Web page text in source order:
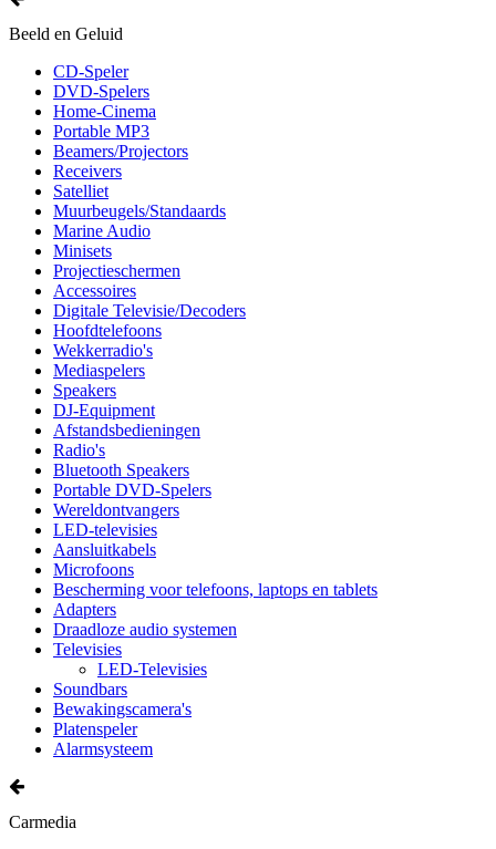
Beeld en Geluid
CD-Speler
DVD-Spelers
Home-Cinema
Portable MP3
Beamers/Projectors
Receivers
Satelliet
Muurbeugels/Standaards
Marine Audio
Minisets
Projectieschermen
Accessoires
Digitale Televisie/Decoders
Hoofdtelefoons
Wekkerradio's
Mediaspelers
Speakers
DJ-Equipment
Afstandsbedieningen
Radio's
Bluetooth Speakers
Portable DVD-Spelers
Wereldontvangers
LED-televisies
Aansluitkabels
Microfoons
Bescherming voor telefoons, laptops en tablets
Adapters
Draadloze audio systemen
Televisies
LED-Televisies
Soundbars
Bewakingscamera's
Platenspeler
Alarmsysteem
Carmedia